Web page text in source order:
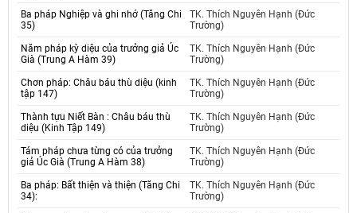
Ba pháp Nghiệp và ghi nhớ (Tăng Chi
35)
TK. Thích Nguyên Hạnh (Đức
Trường)
Năm pháp kỳ diệu của trưởng giả Úc
Già (Trung A Hàm 39)
TK. Thích Nguyên Hạnh (Đức
Trường)
Chơn pháp: Châu báu thù diệu (kinh
tập 147)
TK. Thích Nguyên Hạnh (Đức
Trường)
Thành tựu Niết Bàn : Châu báu thù
diệu (Kinh Tập 149)
TK. Thích Nguyên Hạnh (Đức
Trường)
Tám pháp chưa từng có của trưởng
giả Úc Già (Trung A Hàm 38)
TK. Thích Nguyên Hạnh (Đức
Trường)
Ba pháp: Bất thiện và thiện (Tăng Chi
34):
TK. Thích Nguyên Hạnh (Đức
Trường)